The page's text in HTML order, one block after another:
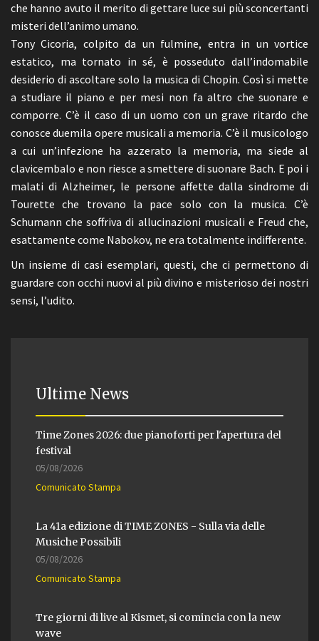
che hanno avuto il merito di gettare luce sui più sconcertanti
misteri dell’animo umano.
Tony Cicoria, colpito da un fulmine, entra in un vortice
estatico, ma tornato in sé, è posseduto dall’indomabile
desiderio di ascoltare solo la musica di Chopin. Così si mette
a studiare il piano e per mesi non fa altro che suonare e
comporre. C’è il caso di un uomo con un grave ritardo che
conosce duemila opere musicali a memoria. C’è il musicologo
a cui un’infezione ha azzerato la memoria, ma siede al
clavicembalo e non riesce a smettere di suonare Bach. E poi i
malati di Alzheimer, le persone affette dalla sindrome di
Tourette che trovano la pace solo con la musica. C’è
Schumann che soffriva di allucinazioni musicali e Freud che,
esattamente come Nabokov, ne era totalmente indifferente.
Un insieme di casi esemplari, questi, che ci permettono di
guardare con occhi nuovi al più divino e misterioso dei nostri
sensi, l’udito.
Ultime News
Time Zones 2026: due pianoforti per l'apertura del
festival
05/08/2026
Comunicato Stampa
La 41a edizione di TIME ZONES - Sulla via delle
Musiche Possibili
05/08/2026
Comunicato Stampa
Tre giorni di live al Kismet, si comincia con la new
wave